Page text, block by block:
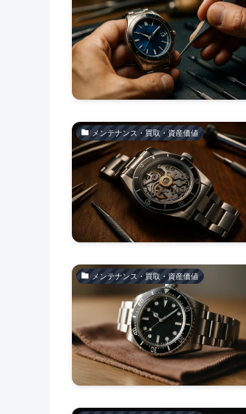
メンテナンス・買取・資産価値
メンテナンス・買取・資産価値